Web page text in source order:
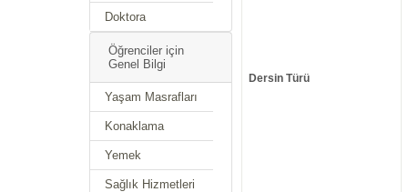
Doktora
Öğrenciler için
Genel Bilgi
Yaşam Masrafları
Konaklama
Yemek
Sağlık Hizmetleri
Dersin Türü